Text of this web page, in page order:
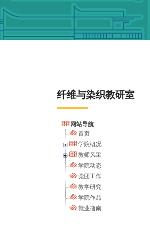
纤维与染织教研室
网站导航
首页
学院概况
教师风采
学院动态
党团工作
教学研究
学院作品
就业指南